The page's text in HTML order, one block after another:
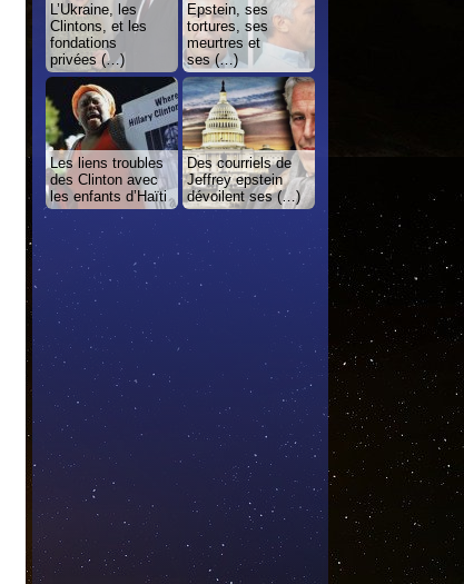
L’Ukraine, les
Clintons, et les
fondations
privées (…)
Epstein, ses
tortures, ses
meurtres et
ses (…)
Les liens troubles
des Clinton avec
les enfants d’Haïti
Des courriels de
Jeffrey epstein
dévoilent ses (…)